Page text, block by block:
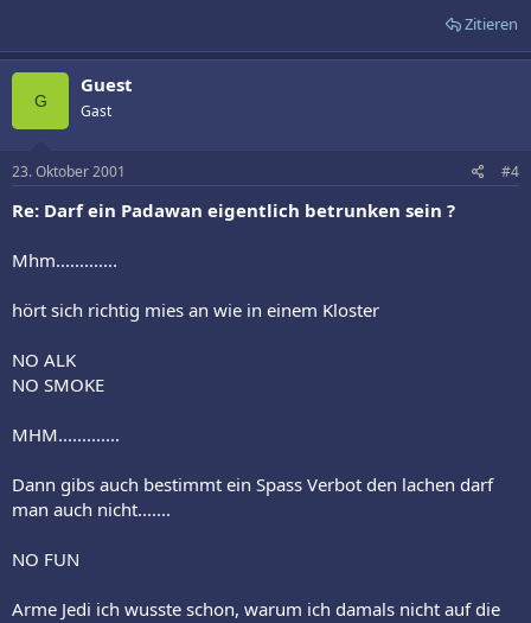
Zitieren
G
Guest
Gast
23. Oktober 2001 #4
Re: Darf ein Padawan eigentlich betrunken sein ?
Mhm.............
hört sich richtig mies an wie in einem Kloster
NO ALK
NO SMOKE
MHM.............
Dann gibs auch bestimmt ein Spass Verbot den lachen darf
man auch nicht.......
NO FUN
Arme Jedi ich wusste schon, warum ich damals nicht auf die